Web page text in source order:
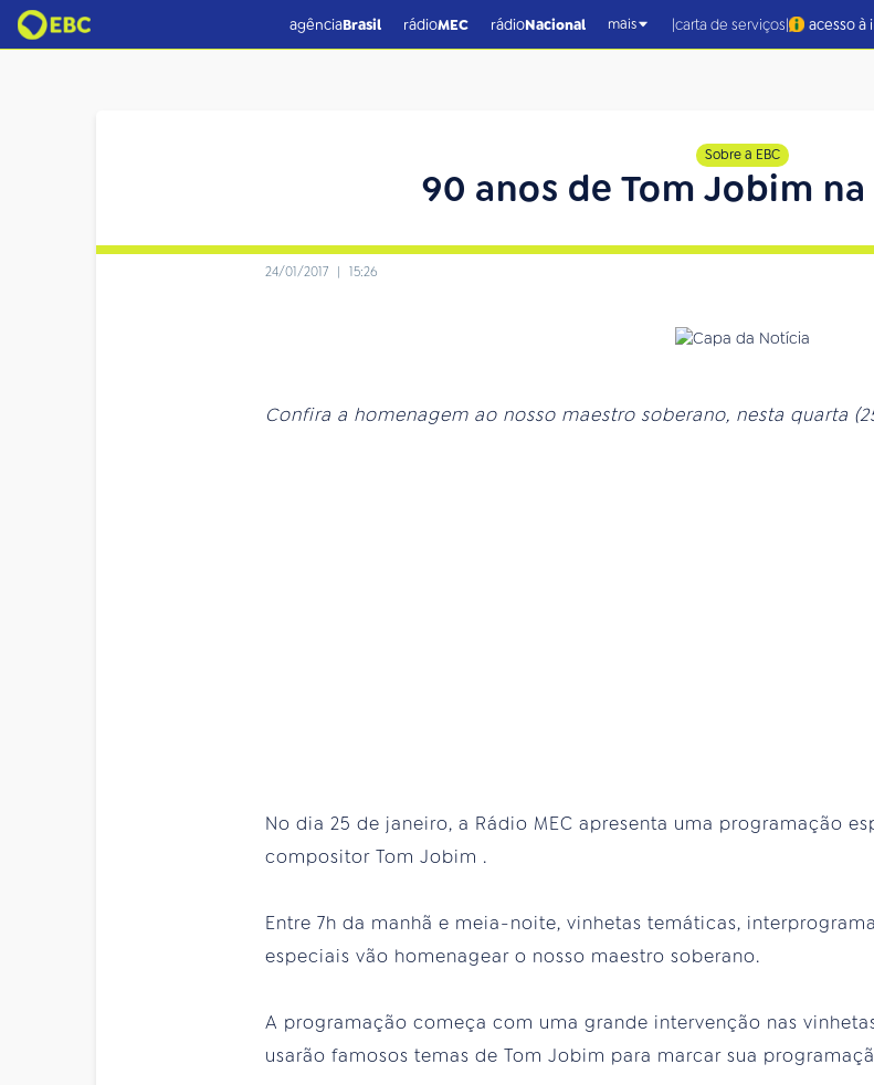
agênciaBrasil rádioMEC rádioNacional mais |carta de serviços| acesso à
Sobre a EBC
90 anos de Tom Jobim na
24/01/2017 | 15:26
Confira a homenagem ao nosso maestro soberano, nesta quarta
No dia 25 de janeiro, a Rádio MEC apresenta uma programação
compositor Tom Jobim .
Entre 7h da manhã e meia-noite, vinhetas temáticas,
especiais vão homenagear o nosso maestro soberano.
A programação começa com uma grande intervenção nas
usarão famosos temas de Tom Jobim para marcar sua